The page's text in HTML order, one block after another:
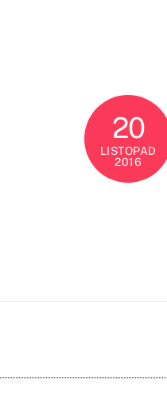
20
LISTOPAD
2016